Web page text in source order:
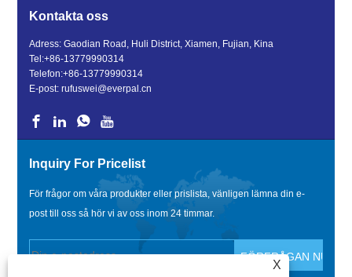
Kontakta oss
Adress: Gaodian Road, Huli District, Xiamen, Fujian, Kina
Tel:+86-13779990314
Telefon:+86-13779990314
E-post:rufuswei@everpal.cn
Inquiry For Pricelist
För frågor om våra produkter eller prislista, vänligen lämna din e-
post till oss så hör vi av oss inom 24 timmar.
X